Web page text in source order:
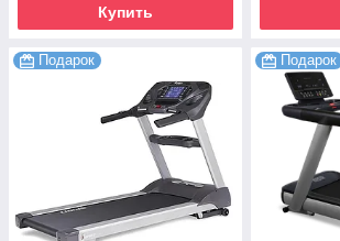
Купить
Подарок Подарок